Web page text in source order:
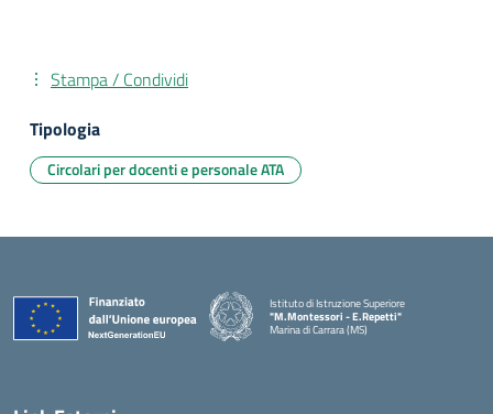
Stampa / Condividi
Tipologia
Circolari per docenti e personale ATA
Istituto di Istruzione Superiore
"M.Montessori - E.Repetti"
Marina di Carrara (MS)